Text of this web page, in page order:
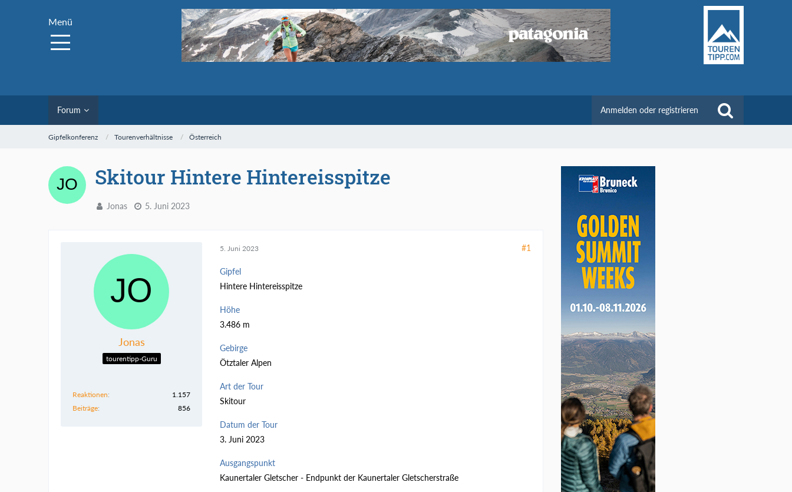
Menü
Forum Anmelden oder registrieren
Gipfelkonferenz Tourenverhältnisse Österreich
Skitour Hintere Hintereisspitze
Jonas 5. Juni 2023
Jonas
tourentipp-Guru
Reaktionen
1.157
Beiträge
856
5. Juni 2023 #1
Gipfel
Hintere Hintereisspitze
Höhe
3.486 m
Gebirge
Ötztaler Alpen
Art der Tour
Skitour
Datum der Tour
3. Juni 2023
Ausgangspunkt
Kaunertaler Gletscher - Endpunkt der Kaunertaler Gletscherstraße